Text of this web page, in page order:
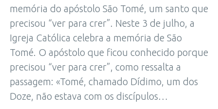
memória do apóstolo São Tomé, um santo que
precisou “ver para crer”. Neste 3 de julho, a
Igreja Católica celebra a memória de São
Tomé. O apóstolo que ficou conhecido porque
precisou “ver para crer”, como ressalta a
passagem: «Tomé, chamado Dídimo, um dos
Doze, não estava com os discípulos…